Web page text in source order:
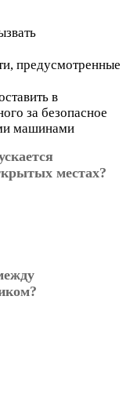
предусмотренные
в
за безопасное
машинами
местах?